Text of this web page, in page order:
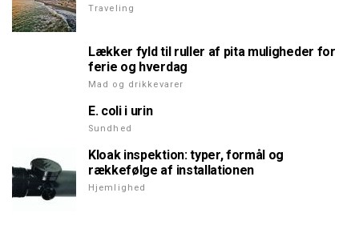
Traveling
Lækker fyld til ruller af pita muligheder for
ferie og hverdag
Mad og drikkevarer
E. coli i urin
Sundhed
Kloak inspektion: typer, formål og
rækkefølge af installationen
Hjemlighed